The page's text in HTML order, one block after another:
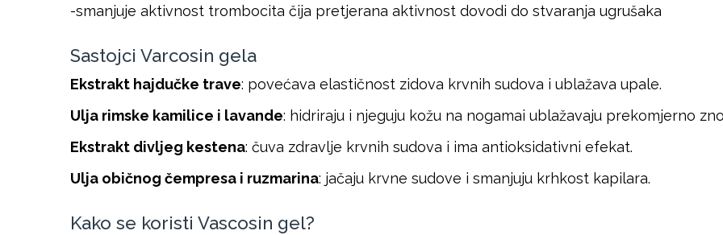
-smanjuje aktivnost trombocita čija pretjerana aktivnost dovodi do stvaranja ugrušaka
Sastojci Varcosin gela
Ekstrakt hajdučke trave: povećava elastičnost zidova krvnih sudova i ublažava upale.
Ulja rimske kamilice i lavande: hidriraju i njeguju kožu na nogamai ublažavaju prekomjerno
Ekstrakt divljeg kestena: čuva zdravlje krvnih sudova i ima antioksidativni efekat.
Ulja običnog čempresa i ruzmarina: jačaju krvne sudove i smanjuju krhkost kapilara.
Kako se koristi Vascosin gel?